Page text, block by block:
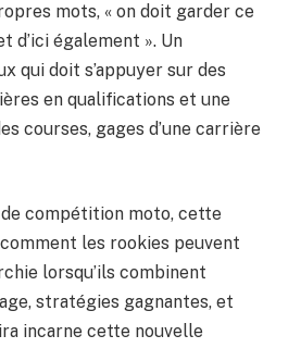
mots, « on doit garder ce
d’ici également ». Un
qui doit s’appuyer sur des
en qualifications et une
courses, gages d’une carrière
de compétition moto, cette
les rookies peuvent
lorsqu’ils combinent
stratégies gagnantes, et
incarne cette nouvelle